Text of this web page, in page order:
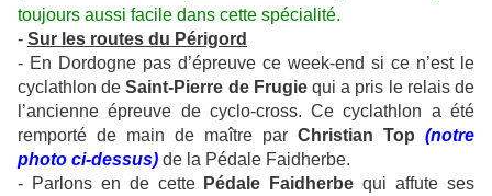
toujours aussi facile dans cette spécialité.
- Sur les routes du Périgord
- En Dordogne pas d’épreuve ce week-end si ce n’est le
cyclathlon deSaint-Pierre de Frugiequi a pris le relais de
l’ancienne épreuve de cyclo-cross. Ce cyclathlon a été
remporté de main de maître par Christian Top (notre
photo ci-dessus) de la Pédale Faidherbe.
- Parlons en de cette Pédale Faidherbe qui affute ses